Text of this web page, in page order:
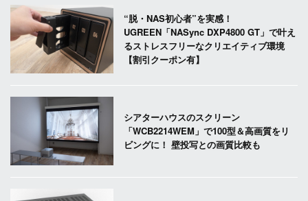
“脱・NAS初心者”を実感！
UGREEN「NASync DXP4800 GT」で叶え
るストレスフリーなクリエイティブ環境
【割引クーポン有】
シアターハウスのスクリーン
「WCB2214WEM」で100型＆高画質をリ
ビングに！ 壁投写との画質比較も